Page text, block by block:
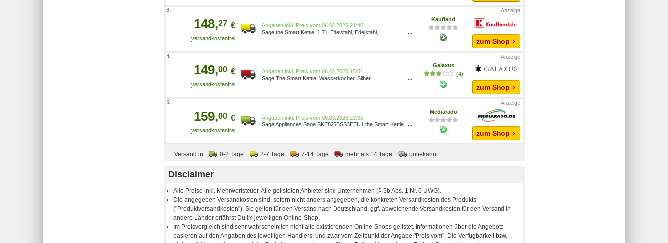
3.
148,27 €
Preis vom 06.08.2026 21:40
Sage the Smart Kettle, 1,7 l, Edelstahl, Edelstahl,
...
Kaufland
zum Shop
4.
149,00 €
Preis vom 06.08.2026 15:51
Sage The Smart Kettle, Wasserkocher, Silber
...
Galaxus
(4)
zum Shop
5.
159,00 €
Preis vom 06.08.2026 23:35
Sage Appliances Sage SKE825BSS3EEU1 the Smart Kettle
...
Mediarado
zum Shop
Versand in: 0-2 Tage 2-7 Tage 7-14 Tage mehr als 14 Tage unbekannt
Disclaimer